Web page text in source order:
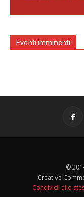
Eventi imminenti
©
Creative
Condividi allo